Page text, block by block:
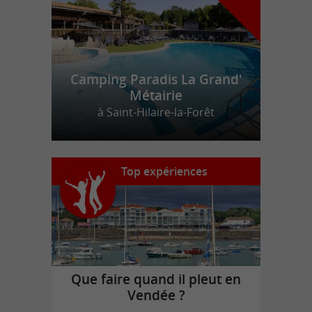
Camping Paradis La Grand'
Métairie
à Saint-Hilaire-la-Forêt
Top expériences
Que faire quand il pleut en
Vendée ?